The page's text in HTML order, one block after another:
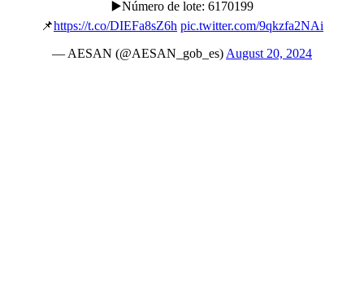
▶️Número de lote: 6170199
📌https://t.co/DIEFa8sZ6h pic.twitter.com/9qkzfa2NAi
— AESAN (@AESAN_gob_es) August 20, 2024